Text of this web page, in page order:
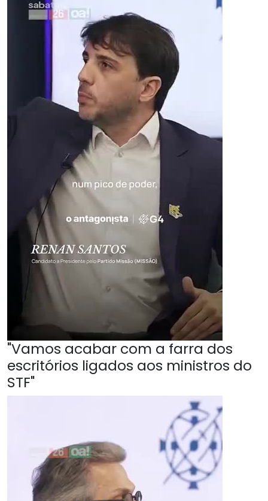
"Vamos acabar com a farra dos
escritórios ligados aos ministros do
STF"